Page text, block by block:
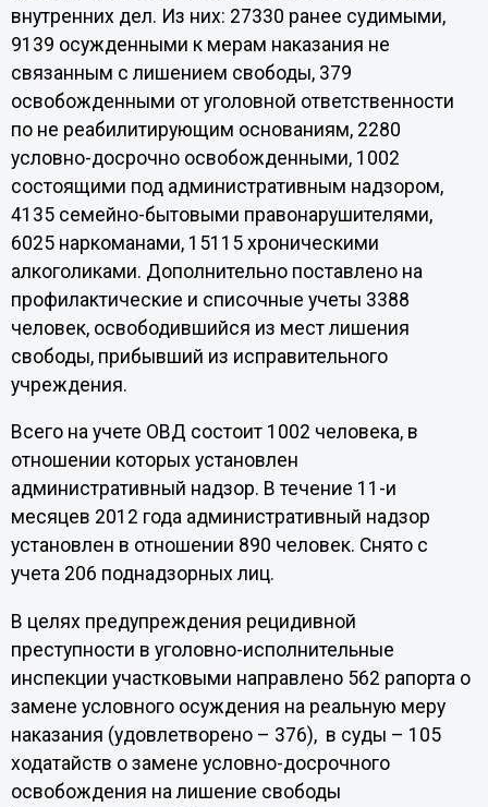
внутренних дел. Из них: 27330 ранее судимыми,
9139 осужденными к мерам наказания не
связанным с лишением свободы, 379
освобожденными от уголовной ответственности
по не реабилитирующим основаниям, 2280
условно-досрочно освобожденными, 1002
состоящими под административным надзором,
4135 семейно-бытовыми правонарушителями,
6025 наркоманами, 15115 хроническими
алкоголиками. Дополнительно поставлено на
профилактические и списочные учеты 3388
человек, освободившийся из мест лишения
свободы, прибывший из исправительного
учреждения.
Всего на учете ОВД состоит 1002 человека, в
отношении которых установлен
административный надзор. В течение 11-и
месяцев 2012 года административный надзор
установлен в отношении 890 человек. Снято с
учета 206 поднадзорных лиц.
В целях предупреждения рецидивной
преступности в уголовно-исполнительные
инспекции участковыми направлено 562 рапорта о
замене условного осуждения на реальную меру
наказания (удовлетворено – 376), в суды – 105
ходатайств о замене условно-досрочного
освобождения на лишение свободы